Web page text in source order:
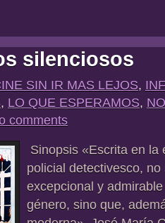
silenciosos
SIN IR MAS LEJOS,
, LO QUE ESPERAMOS,
comments
Sinopsis «Escrita en la
policial detectivesco,
excepcional y
género, sino que,